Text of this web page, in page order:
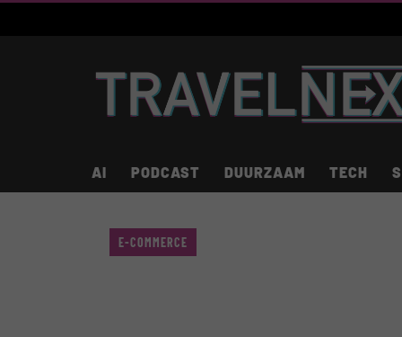
AI PODCAST DUURZAAM TECH
E-COMMERCE